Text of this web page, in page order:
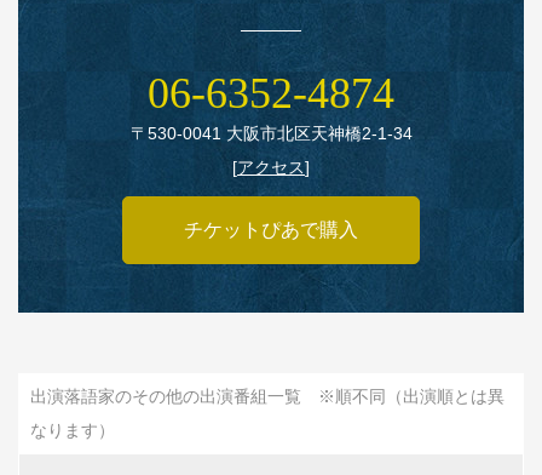
06‑6352‑4874
〒530‑0041 大阪市北区天神橋2‑1‑34
[アクセス]
チケットぴあで購入
出演落語家のその他の出演番組一覧 ※順不同（出演順とは異
なります）